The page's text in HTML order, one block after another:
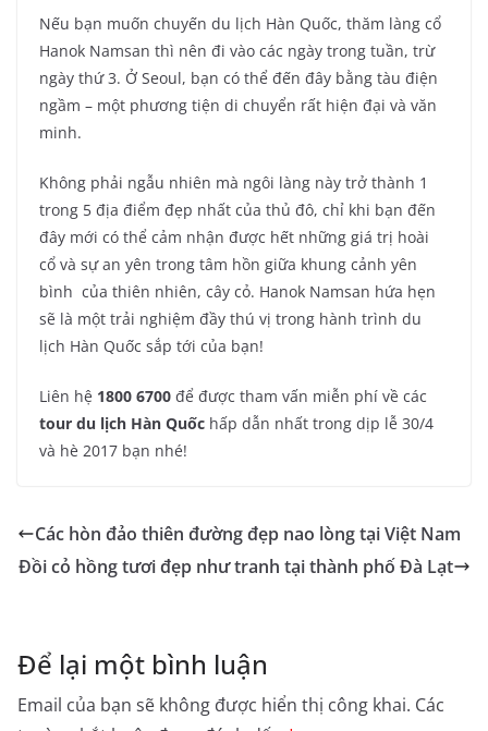
Nếu bạn muốn chuyến du lịch Hàn Quốc, thăm làng cổ
Hanok Namsan thì nên đi vào các ngày trong tuần, trừ
ngày thứ 3. Ở Seoul, bạn có thể đến đây bằng tàu điện
ngầm – một phương tiện di chuyển rất hiện đại và văn
minh.
Không phải ngẫu nhiên mà ngôi làng này trở thành 1
trong 5 địa điểm đẹp nhất của thủ đô, chỉ khi bạn đến
đây mới có thể cảm nhận được hết những giá trị hoài
cổ và sự an yên trong tâm hồn giữa khung cảnh yên
bình của thiên nhiên, cây cỏ. Hanok Namsan hứa hẹn
sẽ là một trải nghiệm đầy thú vị trong hành trình du
lịch Hàn Quốc sắp tới của bạn!
Liên hệ 1800 6700 để được tham vấn miễn phí về các
tour du lịch Hàn Quốc hấp dẫn nhất trong dịp lễ 30/4
và hè 2017 bạn nhé!
Các hòn đảo thiên đường đẹp nao lòng tại Việt Nam
Đồi cỏ hồng tươi đẹp như tranh tại thành phố Đà Lạt
Để lại một bình luận
Email của bạn sẽ không được hiển thị công khai. Các